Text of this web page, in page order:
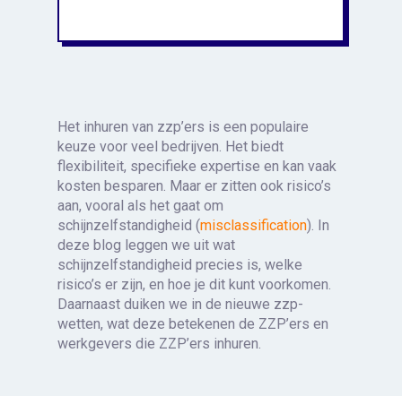
Het inhuren van zzp’ers is een populaire
keuze voor veel bedrijven. Het biedt
flexibiliteit, specifieke expertise en kan vaak
kosten besparen. Maar er zitten ook risico’s
aan, vooral als het gaat om
schijnzelfstandigheid (misclassification). In
deze blog leggen we uit wat
schijnzelfstandigheid precies is, welke
risico’s er zijn, en hoe je dit kunt voorkomen.
Daarnaast duiken we in de nieuwe zzp-
wetten, wat deze betekenen de ZZP’ers en
werkgevers die ZZP’ers inhuren.